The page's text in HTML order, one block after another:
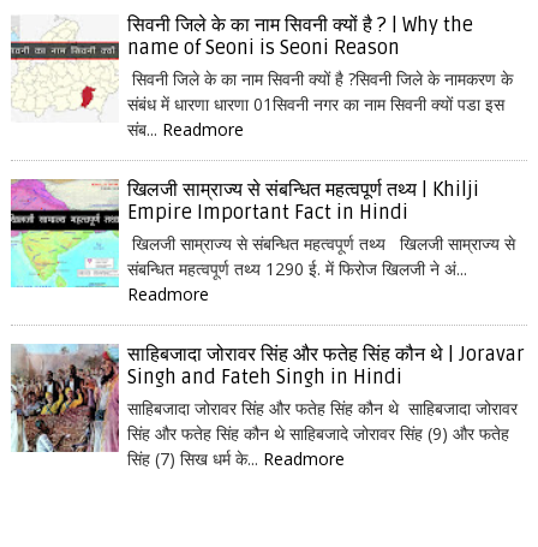
सिवनी जिले के का नाम सिवनी क्यों है ? | Why the
name of Seoni is Seoni Reason
सिवनी जिले के का नाम सिवनी क्यों है ?सिवनी जिले के नामकरण के
संबंध में धारणा धारणा 01सिवनी नगर का नाम सिवनी क्यों पडा इस
संब... Readmore
खिलजी साम्राज्य से संबन्धित महत्वपूर्ण तथ्य | Khilji
Empire Important Fact in Hindi
खिलजी साम्राज्य से संबन्धित महत्वपूर्ण तथ्य खिलजी साम्राज्य से
संबन्धित महत्वपूर्ण तथ्य 1290 ई. में फिरोज खिलजी ने अं...
Readmore
साहिबजादा जोरावर सिंह और फतेह सिंह कौन थे | Joravar
Singh and Fateh Singh in Hindi
साहिबजादा जोरावर सिंह और फतेह सिंह कौन थे साहिबजादा जोरावर
सिंह और फतेह सिंह कौन थे साहिबजादे जोरावर सिंह (9) और फतेह
सिंह (7) सिख धर्म के... Readmore